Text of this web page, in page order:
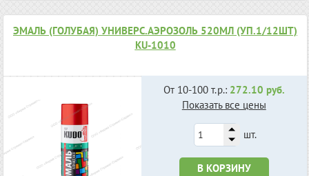
ЭМАЛЬ (ГОЛУБАЯ) УНИВЕРС.АЭРОЗОЛЬ 520МЛ (УП.1/12ШТ)
KU-1010
От 10-100 т.р.: 272.10 руб.
Показать все цены
шт.
В КОРЗИНУ